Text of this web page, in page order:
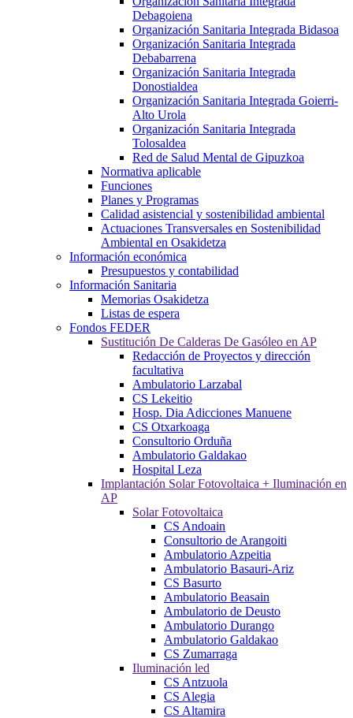
Debagoiena
Organización Sanitaria Integrada Bidasoa
Organización Sanitaria Integrada
Debabarrena
Organización Sanitaria Integrada
Donostialdea
Organización Sanitaria Integrada Goierri-
Alto Urola
Organización Sanitaria Integrada
Tolosaldea
Red de Salud Mental de Gipuzkoa
Normativa aplicable
Funciones
Planes y Programas
Calidad asistencial y sostenibilidad ambiental
Actuaciones Transversales en Sostenibilidad
Ambiental en Osakidetza
Información económica
Presupuestos y contabilidad
Información Sanitaria
Memorias Osakidetza
Listas de espera
Fondos FEDER
Sustitución De Calderas De Gasóleo en AP
Redacción de Proyectos y dirección
facultativa
Ambulatorio Larzabal
CS Lekeitio
Hosp. Dia Adicciones Manuene
CS Otxarkoaga
Consultorio Orduña
Ambulatorio Galdakao
Hospital Leza
Implantación Solar Fotovoltaica + Iluminación en
AP
Solar Fotovoltaica
CS Andoain
Consultorio de Arangoiti
Ambulatorio Azpeitia
Ambulatorio Basauri-Ariz
CS Basurto
Ambulatorio Beasain
Ambulatorio de Deusto
Ambulatorio Durango
Ambulatorio Galdakao
CS Zumarraga
Iluminación led
CS Antzuola
CS Alegia
CS Altamira